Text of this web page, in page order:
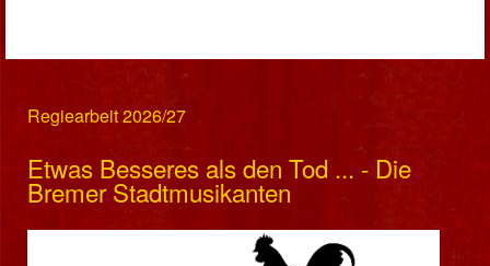
Regiearbeit 2026/27
Etwas Besseres als den Tod ... - Die
Bremer Stadtmusikanten